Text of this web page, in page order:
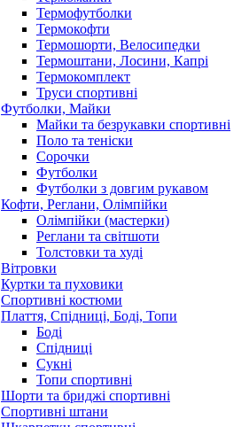
Термофутболки
Термокофти
Термошорти, Велосипедки
Термоштани, Лосини, Капрі
Термокомплект
Труси спортивні
Футболки, Майки
Майки та безрукавки спортивні
Поло та теніски
Сорочки
Футболки
Футболки з довгим рукавом
Кофти, Реглани, Олімпійки
Олімпійки (мастерки)
Реглани та світшоти
Толстовки та худі
Вітровки
Куртки та пуховики
Спортивні костюми
Плаття, Спідниці, Боді, Топи
Боді
Спідниці
Сукні
Топи спортивні
Шорти та бриджі спортивні
Спортивні штани